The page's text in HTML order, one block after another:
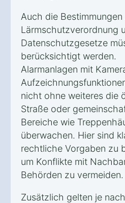
Auch die Bestimmungen
Lärmschutzverordnung
Datenschutzgesetze
berücksichtigt werden.
Alarmanlagen mit
nicht ohne weiteres die
Straße oder
Bereiche wie
überwachen. Hier sind
rechtliche Vorgaben zu
um Konflikte mit
Behörden zu vermeiden.
Zusätzlich gelten je nach